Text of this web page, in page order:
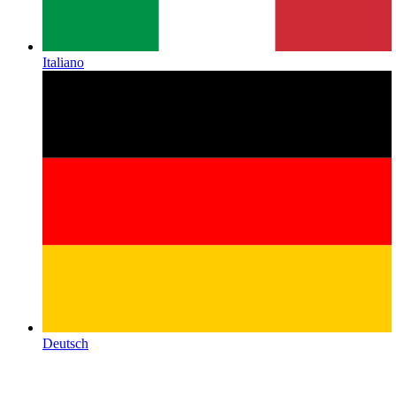
Italiano
Deutsch